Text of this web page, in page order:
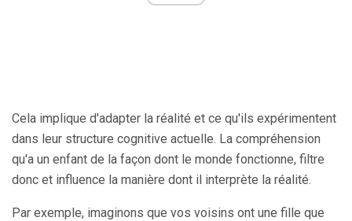
Cela implique d'adapter la réalité et ce qu'ils expérimentent
dans leur structure cognitive actuelle. La compréhension
qu'a un enfant de la façon dont le monde fonctionne, filtre
donc et influence la manière dont il interprète la réalité.
Par exemple, imaginons que vos voisins ont une fille que